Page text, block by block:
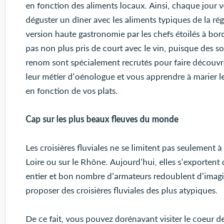
en fonction des aliments locaux. Ainsi, chaque jour
déguster un dîner avec les aliments typiques de la
version haute gastronomie par les chefs étoilés à
pas non plus pris de court avec le vin, puisque des
renom sont spécialement recrutés pour faire
leur métier d’oénologue et vous apprendre à marier
en fonction de vos plats.
Cap sur les plus beaux fleuves du monde
Les croisières fluviales ne se limitent pas seulement
Loire ou sur le Rhône. Aujourd’hui, elles s’exportent
entier et bon nombre d’armateurs redoublent
proposer des croisières fluviales des plus atypiques.
De ce fait, vous pouvez dorénavant visiter le coeur